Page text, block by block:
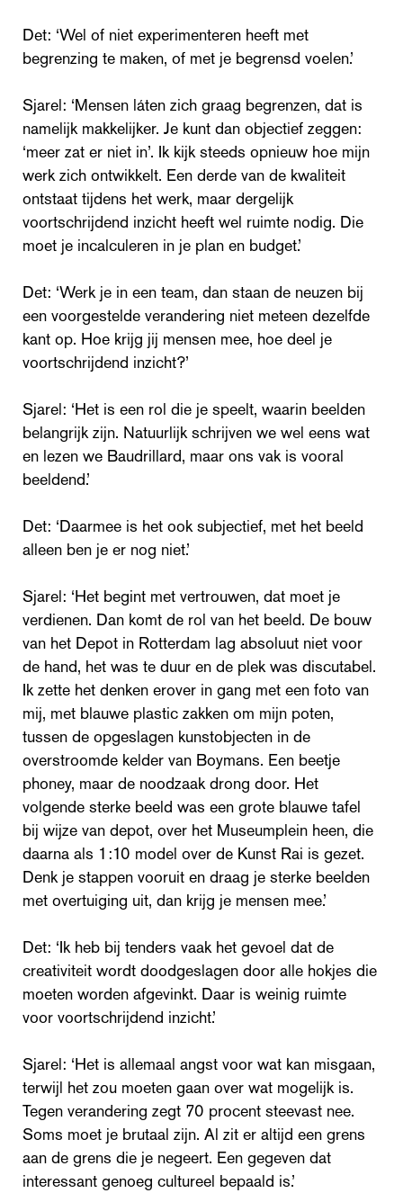
Det: ‘Wel of niet experimenteren heeft met
begrenzing te maken, of met je begrensd voelen.’
Sjarel: ‘Mensen láten zich graag begrenzen, dat is
namelijk makkelijker. Je kunt dan objectief zeggen:
‘meer zat er niet in’. Ik kijk steeds opnieuw hoe mijn
werk zich ontwikkelt. Een derde van de kwaliteit
ontstaat tijdens het werk, maar dergelijk
voortschrijdend inzicht heeft wel ruimte nodig. Die
moet je incalculeren in je plan en budget.’
Det: ‘Werk je in een team, dan staan de neuzen bij
een voorgestelde verandering niet meteen dezelfde
kant op. Hoe krijg jij mensen mee, hoe deel je
voortschrijdend inzicht?’
Sjarel: ‘Het is een rol die je speelt, waarin beelden
belangrijk zijn. Natuurlijk schrijven we wel eens wat
en lezen we Baudrillard, maar ons vak is vooral
beeldend.’
Det: ‘Daarmee is het ook subjectief, met het beeld
alleen ben je er nog niet.’
Sjarel: ‘Het begint met vertrouwen, dat moet je
verdienen. Dan komt de rol van het beeld. De bouw
van het Depot in Rotterdam lag absoluut niet voor
de hand, het was te duur en de plek was discutabel.
Ik zette het denken erover in gang met een foto van
mij, met blauwe plastic zakken om mijn poten,
tussen de opgeslagen kunstobjecten in de
overstroomde kelder van Boymans. Een beetje
phoney, maar de noodzaak drong door. Het
volgende sterke beeld was een grote blauwe tafel
bij wijze van depot, over het Museumplein heen, die
daarna als 1:10 model over de Kunst Rai is gezet.
Denk je stappen vooruit en draag je sterke beelden
met overtuiging uit, dan krijg je mensen mee.’
Det: ‘Ik heb bij tenders vaak het gevoel dat de
creativiteit wordt doodgeslagen door alle hokjes die
moeten worden afgevinkt. Daar is weinig ruimte
voor voortschrijdend inzicht.’
Sjarel: ‘Het is allemaal angst voor wat kan misgaan,
terwijl het zou moeten gaan over wat mogelijk is.
Tegen verandering zegt 70 procent steevast nee.
Soms moet je brutaal zijn. Al zit er altijd een grens
aan de grens die je negeert. Een gegeven dat
interessant genoeg cultureel bepaald is.’